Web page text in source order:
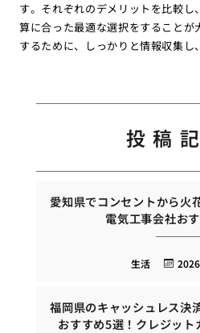
す。それぞれのデメリットを比較
算に合った最適な選択をすることが
するために、しっかりと情報収集し
投稿
愛知県でコンセントから火
電気工事会社お
生活
福岡県のキャッシュレス決
おすすめ5選！クレジッ